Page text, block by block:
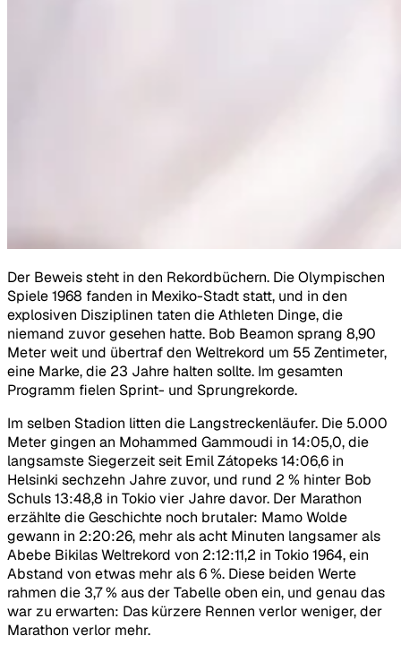
Der Beweis steht in den Rekordbüchern. Die Olympischen
Spiele 1968 fanden in Mexiko-Stadt statt, und in den
explosiven Disziplinen taten die Athleten Dinge, die
niemand zuvor gesehen hatte. Bob Beamon sprang 8,90
Meter weit und übertraf den Weltrekord um 55 Zentimeter,
eine Marke, die 23 Jahre halten sollte. Im gesamten
Programm fielen Sprint- und Sprungrekorde.
Im selben Stadion litten die Langstreckenläufer. Die 5.000
Meter gingen an Mohammed Gammoudi in 14:05,0, die
langsamste Siegerzeit seit Emil Zátopeks 14:06,6 in
Helsinki sechzehn Jahre zuvor, und rund 2 % hinter Bob
Schuls 13:48,8 in Tokio vier Jahre davor. Der Marathon
erzählte die Geschichte noch brutaler: Mamo Wolde
gewann in 2:20:26, mehr als acht Minuten langsamer als
Abebe Bikilas Weltrekord von 2:12:11,2 in Tokio 1964, ein
Abstand von etwas mehr als 6 %. Diese beiden Werte
rahmen die 3,7 % aus der Tabelle oben ein, und genau das
war zu erwarten: Das kürzere Rennen verlor weniger, der
Marathon verlor mehr.